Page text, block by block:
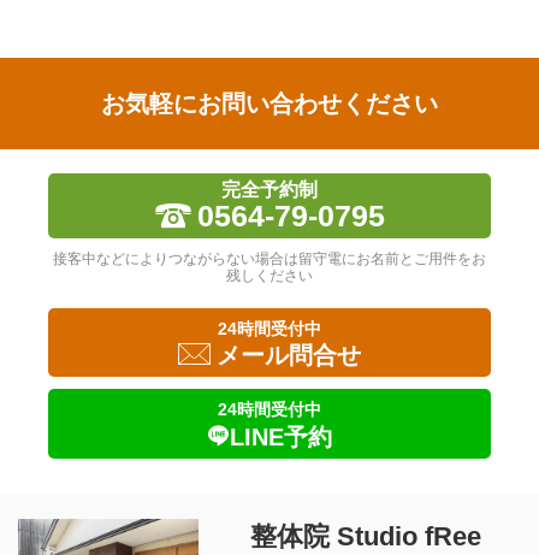
お気軽にお問い合わせください
完全予約制
0564-79-0795
接客中などによりつながらない場合は留守電にお名前とご用件をお
残しください
24時間受付中
メール問合せ
24時間受付中
LINE予約
整体院 Studio fRee